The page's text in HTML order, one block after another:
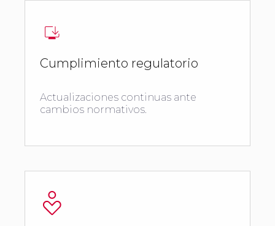
Cumplimiento regulatorio
Actualizaciones continuas ante
cambios normativos.